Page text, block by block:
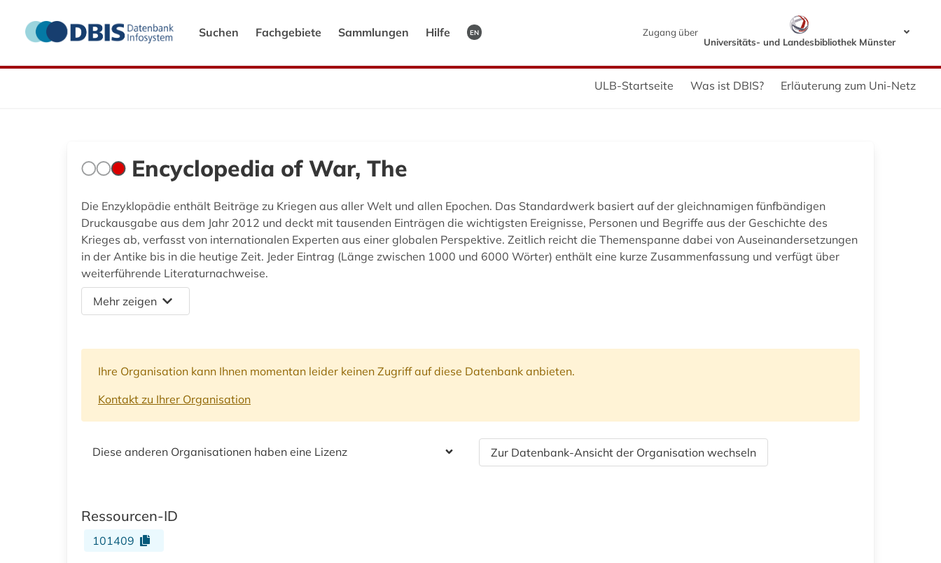
Suchen Fachgebiete Sammlungen Hilfe EN
Zugang über
Universitäts- und Landesbibliothek Münster
ULB-Startseite Was ist DBIS? Erläuterung zum Uni-Netz
Encyclopedia of War, The
Die Enzyklopädie enthält Beiträge zu Kriegen aus aller Welt und allen Epochen. Das Standardwerk basiert auf der gleichnamigen fünfbändigen
Druckausgabe aus dem Jahr 2012 und deckt mit tausenden Einträgen die wichtigsten Ereignisse, Personen und Begriffe aus der Geschichte des
Krieges ab, verfasst von internationalen Experten aus einer globalen Perspektive. Zeitlich reicht die Themenspanne dabei von Auseinandersetzungen
in der Antike bis in die heutige Zeit. Jeder Eintrag (Länge zwischen 1000 und 6000 Wörter) enthält eine kurze Zusammenfassung und verfügt über
weiterführende Literaturnachweise.
Mehr zeigen
Ihre Organisation kann Ihnen momentan leider keinen Zugriff auf diese Datenbank anbieten.
Kontakt zu Ihrer Organisation
Diese anderen Organisationen haben eine Lizenz Zur Datenbank-Ansicht der Organisation wechseln
Ressourcen-ID
101409